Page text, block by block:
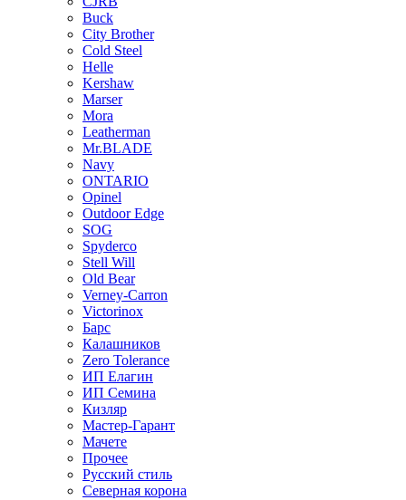
Buck
City Brother
Cold Steel
Helle
Kershaw
Marser
Mora
Leatherman
Mr.BLADE
Navy
ONTARIO
Opinel
Outdoor Edge
SOG
Spyderco
Stell Will
Old Bear
Verney-Carron
Victorinox
Барс
Калашников
Zero Tolerance
ИП Елагин
ИП Семина
Кизляр
Мастер-Гарант
Мачете
Прочее
Русский стиль
Северная корона